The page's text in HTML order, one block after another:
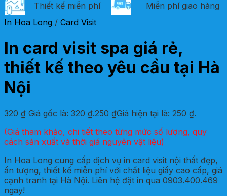
Thiết kế miễn phí
Miễn phí giao hàng
In Hoa Long / Card Visit
In card visit spa giá rẻ,
thiết kế theo yêu cầu tại Hà
Nội
320₫ Giá gốc là: 320 ₫.250 ₫Giá hiện tại là: 250 ₫.
(Giá tham khảo, chi tiết theo từng mức số lượng, quy
cách sản xuất và thời giá nguyên vật liệu)
In Hoa Long cung cấp dịch vụ in card visit nội thất đẹp,
ấn tượng, thiết kế miễn phí với chất liệu giấy cao cấp, giá
cạnh tranh tại Hà Nội. Liên hệ đặt in qua 0903.400.469
ngay!